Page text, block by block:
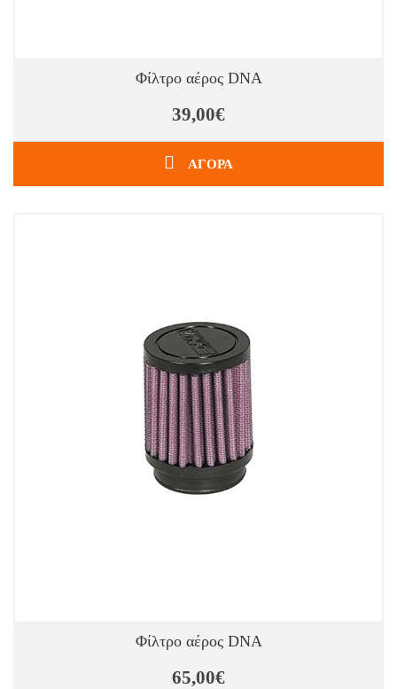
Φίλτρο αέρος DNA
39,00€
ΑΓΟΡΑ
Φίλτρο αέρος DNA
65,00€